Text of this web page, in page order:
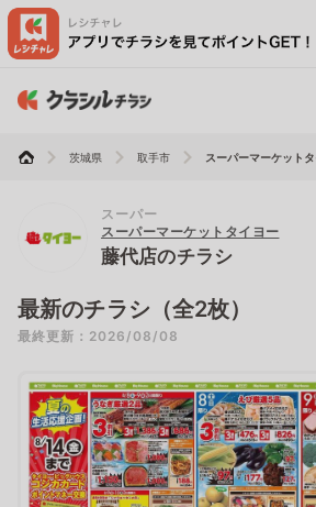
茨城県 取手市 スーパーマーケット
スーパー
スーパーマーケットタイヨー
藤代店のチラシ
最新のチラシ（全2枚）
最終更新：2026/08/08